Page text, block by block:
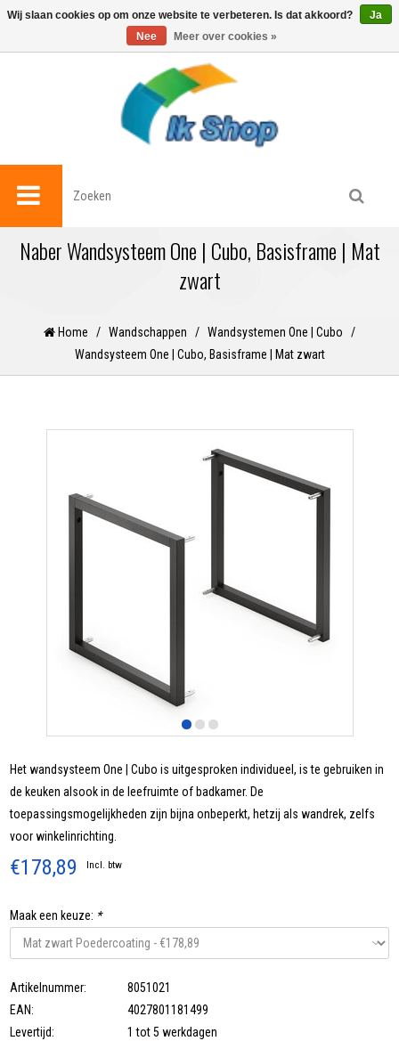
0
Naber Wandsysteem One | Cubo, Basisframe | Mat
zwart
Home / Wandschappen / Wandsystemen One | Cubo
/
Wandsysteem One | Cubo, Basisframe | Mat zwart
Het wandsysteem One | Cubo is uitgesproken individueel, is te gebruiken in
de keuken alsook in de leefruimte of badkamer. De
toepassingsmogelijkheden zijn bijna onbeperkt, hetzij als wandrek, zelfs
voor winkelinrichting.
€178,89 Incl. btw
Maak een keuze: *
Artikelnummer:
8051021
EAN:
4027801181499
Levertijd:
1 tot 5 werkdagen
Wij slaan cookies op om onze website te verbeteren. Is dat akkoord?
Ja
Nee
Meer over cookies »